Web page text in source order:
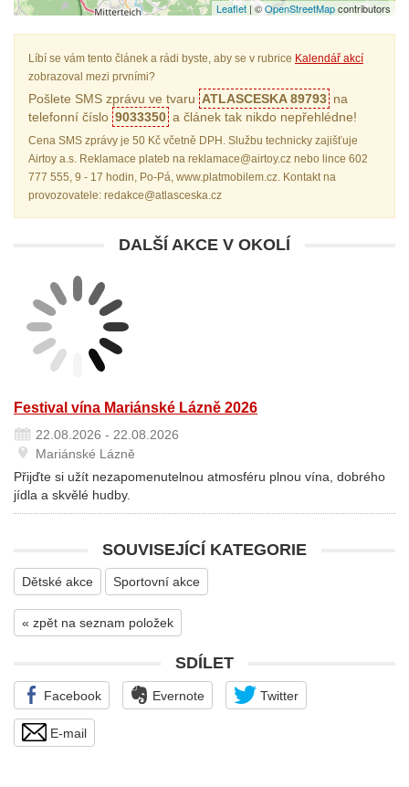
Leaflet | ©OpenStreetMapcontributors
Líbí se vám tento článek a rádi byste, aby se v rubrice Kalendář akcí
zobrazoval mezi prvními?
Pošlete SMS zprávu ve tvaru ATLASCESKA 89793 na
telefonní číslo 9033350 a článek tak nikdo nepřehlédne!
Cena SMS zprávy je 50 Kč včetně DPH. Službu technicky zajišťuje
Airtoy a.s. Reklamace plateb na reklamace@airtoy.cz nebo lince 602
777 555, 9 - 17 hodin, Po-Pá, www.platmobilem.cz. Kontakt na
provozovatele: redakce@atlasceska.cz
DALŠÍ AKCE V OKOLÍ
Festival vína Mariánské Lázně 2026
22.08.2026 - 22.08.2026
Mariánské Lázně
Přijďte si užít nezapomenutelnou atmosféru plnou vína, dobrého
jídla a skvělé hudby.
SOUVISEJÍCÍ KATEGORIE
Dětské akce Sportovní akce
« zpět na seznam položek
SDÍLET
Facebook Evernote Twitter
E-mail